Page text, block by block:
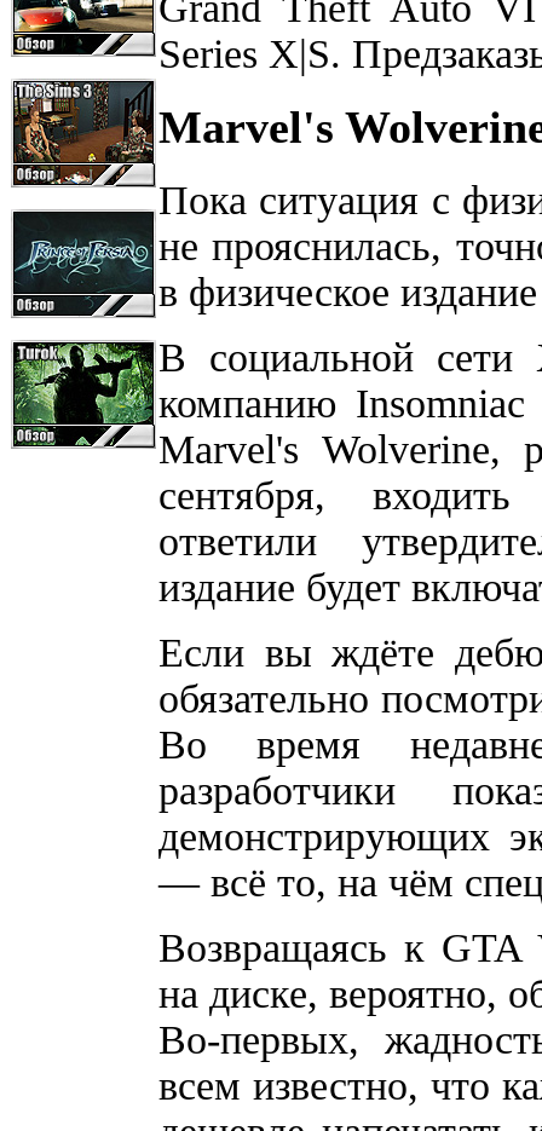
Series X|S.
Marvel's
Пока ситуация с
не прояснилась,
в физическое
В социальной сети
компанию
Marvel's Wolverine,
сентября,
ответили
издание будет
Если вы ждёте
обязательно
Во время
разработчики
демонстрирующих
— всё то, на чём
Возвращаясь к GTA
на диске, вероятно,
Во-первых,
всем известно, что